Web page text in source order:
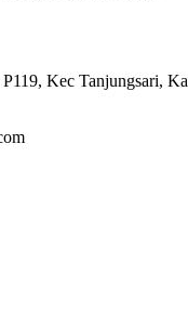
Kec Tanjungsari,